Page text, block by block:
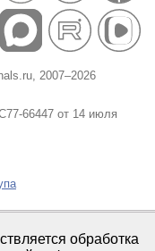
2007–2026
66447 от 14 июля
обработка